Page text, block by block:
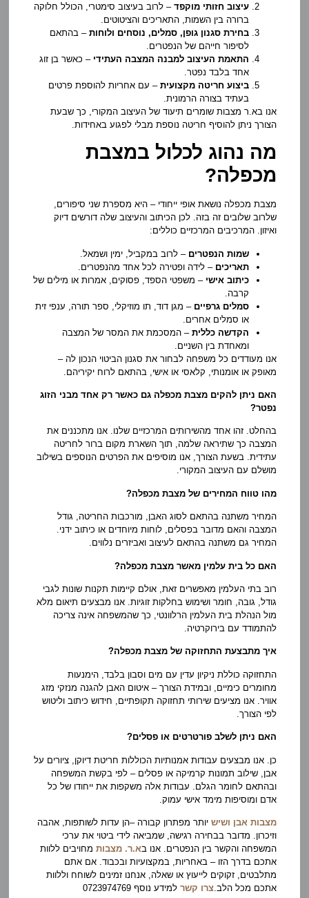
עיצוב חזותי מוקפד – לרוב בעיצוב סימטרי, הכולל חלוקה
ברורה בין השמות, התאריכים והציטוטים.
בחירת סגנון גופן, סמלים, נוסחים ולוחות – בהתאם
לסיפור חייהם של הנפטרים.
התאמת העיצוב למבנה המצבה העתידי – כאשר בן זוג
אחד בלבד נפטר.
ביצוע חריטה מקצועית – עם אחריות להוספת פרטים
בעתיד בצורה הרמונית.
אנו בא.ר מצבות שומרים תיעוד של העיצוב המקורי, כך שבעת
הצורך ניתן להוסיף חריטה נוספת מבלי לפגוע באחידות.
מה נהוג לכלול במצבת
מכפלה?
מצבת מכפלה נושאת אופי ייחודי – היא מספרת שני סיפורים,
שלרוב שלובים זה בזה. לכן הכיתוב והעיצוב שלה דורשים דיוק
ואיזון. המרכיבים המרכזיים כוללים:
שמות הנפטרים – לרוב במקביל, ימין ושמאל.
תאריכים – לידה ופטירה לכל אחד מהנפטרים.
כיתוב אישי – משפטי הספד, פסוקים, אמרות או מילים של
קרבה.
סמלים גרפיים – מגן דוד, תו מוזיקלי, ספר תורה, ענפי זית
או סמלים אחרים.
הקדשה כללית – המסכמת את המסר של המצבה
ומאחדת בין השניים.
אנו מעודדים כל משפחה לבחור את סגנון הביטוי הנכון לה –
מאופק או אומנותי, קלאסי או אישי, בהתאם לרוח יקיריהם.
האם ניתן להקים מצבת מכפלה גם כאשר רק אחד מבני הזוג
נפטר?
בהחלט. זהו אחד מהשירותים המרכזיים שלנו. אנו מתכננים את
המצבה כך שתיראה שלמה, תוך השארת מקום ברור לחריטה
עתידית. בשעת הצורך, אנו מוסיפים את הפרטים הנוספים בשילוב
מושלם עם העיצוב המקורי.
מהו טווח המחירים של מצבת מכפלה?
המחיר משתנה בהתאם לסוג האבן, מורכבות החריטה, גודל
המצבה והאם מדובר בפסלים, לוחות מיוחדים או כיתוב ידני.
המחיר גם משתנה בהתאם לעיצוב ואביזרים נלווים.
האם כל בית עלמין מאשר מצבת מכפלה?
רוב בתי העלמין מאפשרים זאת, אולם קיימות תקנות שונות לגבי
גודל, גובה, חומר ושימוש בחלקות זוגיות. אנו מבצעים תיאום מלא
מול הנהלת בית העלמין הרלוונטי, כך שהמשפחה אינה צריכה
להתמודד עם בירוקרטיה.
איך מתבצעת התחזוקה של מצבת מכפלה?
התחזוקה כוללת ניקיון עדין עם מים וסבון בלבד, הימנעות
מחומרים כימיים, ובמידת הצורך – איטום האבן להגנה מנזקי מזג
אוויר. אנו מציעים שירותי תחזוקה תקופתיים, חידוש כיתוב וליטוש
לפי הצורך.
האם ניתן לשלב פורטרטים או פסלים?
כן. אנו מבצעים עבודות אמנותיות הכוללות חריטת דיוקן, ציורים על
אבן, שילוב תמונות קרמיקה או פסלים – לפי בקשת המשפחה
ובהתאם לחומר הגלם. עבודות אלה משקפות את ייחודו של כל
אדם ומוסיפות מימד אישי עמוק.
מצבות אבן ושיש יותר מפתרון קבורה –הן עדות לשותפות, אהבה
וזיכרון. מדובר בבחירה רגישה, שמביאה לידי ביטוי את ערכי
המשפחה והקשר בין הנפטרים. אנו בא.ר. מצבות מחויבים ללוות
אתכם בדרך הזו – באחריות, במקצועיות ובכבוד. אם אתם
מתלבטים, זקוקים לייעוץ או שאלה, אנחנו זמינים לשוחח וללוות
אתכם מכל הלב.צרו קשר למידע נוסף 0723974769